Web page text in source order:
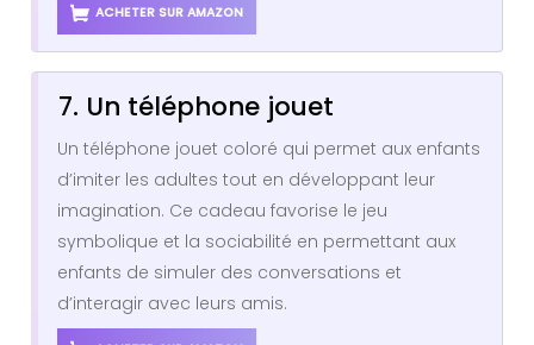
ACHETER SUR AMAZON
7. Un téléphone jouet
Un téléphone jouet coloré qui permet aux enfants
d’imiter les adultes tout en développant leur
imagination. Ce cadeau favorise le jeu
symbolique et la sociabilité en permettant aux
enfants de simuler des conversations et
d’interagir avec leurs amis.